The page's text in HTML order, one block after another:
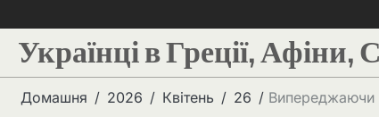
Українці в Греції, Афіни,
Домашня 2026 Квітень 26 Випереджаючи